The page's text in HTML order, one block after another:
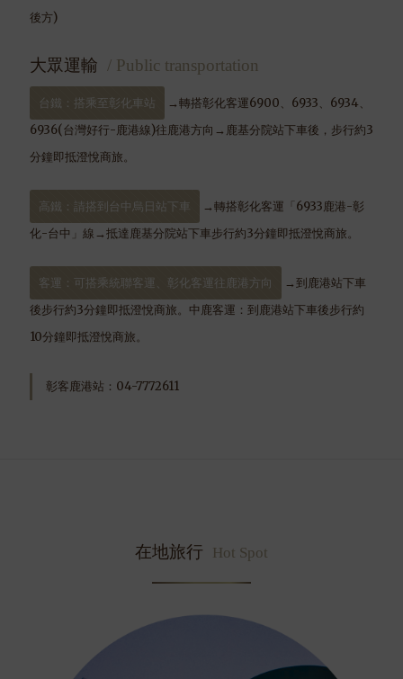
後方)
大眾運輸 / Public transportation
台鐵：搭乘至彰化車站
→轉搭彰化客運6900、6933、6934、
6936(台灣好行-鹿港線)往鹿港方向→鹿基分院站下車後，步行約3
分鐘即抵澄悅商旅。
高鐵：請搭到台中烏日站下車
→轉搭彰化客運「6933鹿港-彰
化-台中」線→抵達鹿基分院站下車步行約3分鐘即抵澄悅商旅。
客運：可搭乘統聯客運、彰化客運往鹿港方向
→到鹿港站下車
後步行約3分鐘即抵澄悅商旅。中鹿客運：到鹿港站下車後步行約
10分鐘即抵澄悅商旅。
彰客鹿港站：04-7772611
在地旅行 Hot Spot